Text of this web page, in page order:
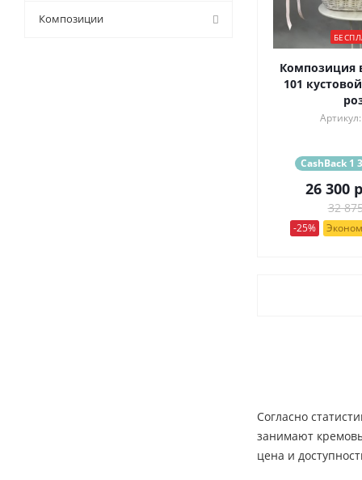
Композиция
101
CashBack 1
26 300
32
-25%
Согласно
занимают
цена и
9 (0)
Композиции